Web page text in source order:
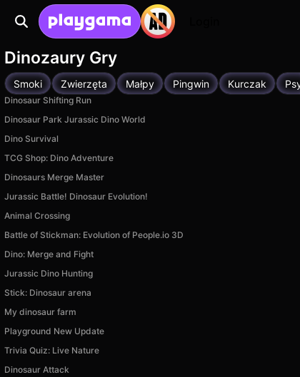
Dinozaury Gry
Smoki Zwierzęta Małpy Pingwin Kurczak
Dinosaur Shifting Run
Dinosaur Park Jurassic Dino World
Dino Survival
TCG Shop: Dino Adventure
Dinosaurs Merge Master
Jurassic Battle! Dinosaur Evolution!
Animal Crossing
Battle of Stickman: Evolution of People.io 3D
Dino: Merge and Fight
Jurassic Dino Hunting
Stick: Dinosaur arena
My dinosaur farm
Playground New Update
Trivia Quiz: Live Nature
Dinosaur Attack